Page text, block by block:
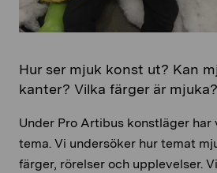
Hur ser mjuk konst ut? Kan
kanter? Vilka färger är mjuka?
Under Pro Artibus konstläger har
tema. Vi undersöker hur temat
färger, rörelser och upplevelser.